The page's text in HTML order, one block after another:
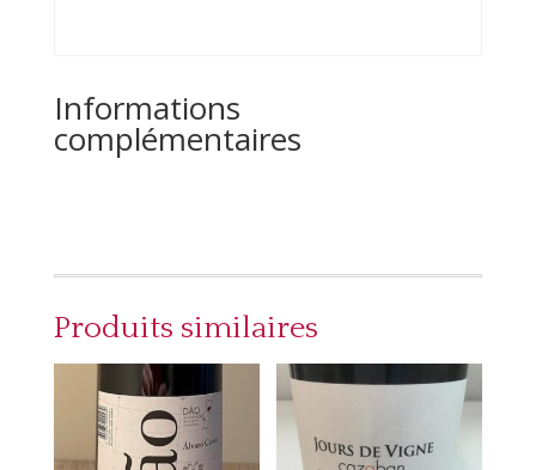
Informations
complémentaires
Produits similaires